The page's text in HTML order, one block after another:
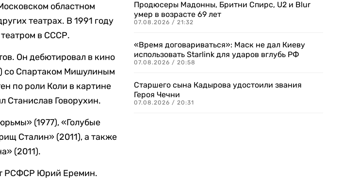
областном
театрах. В 1991 году
в СССР.
Он дебютировал в кино
со Спартаком Мишулиным
по роли Коли в картине
Станислав Говорухин.
(1977), «Голубые
Сталин» (2011), а также
(2011).
РСФСР Юрий Еремин.
Продюсеры Мадонны, Бритни Спирс, U2 и Blur
умер в возрасте 69 лет
07.08.2026 / 21:32
«Время договариваться»: Маск не дал Киеву
использовать Starlink для ударов вглубь РФ
07.08.2026 / 20:58
Старшего сына Кадырова удостоили звания
Героя Чечни
07.08.2026 / 20:31